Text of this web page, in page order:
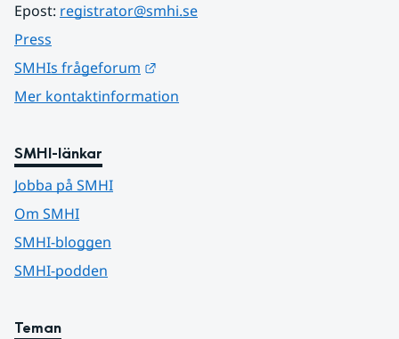
Epost: registrator@smhi.se
Press
SMHIs frågeforum
Mer kontaktinformation
SMHI-länkar
Jobba på SMHI
Om SMHI
SMHI-bloggen
SMHI-podden
Teman